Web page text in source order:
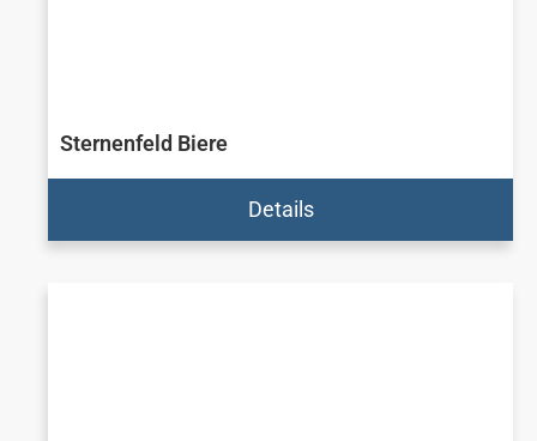
Sternenfeld Biere
Details